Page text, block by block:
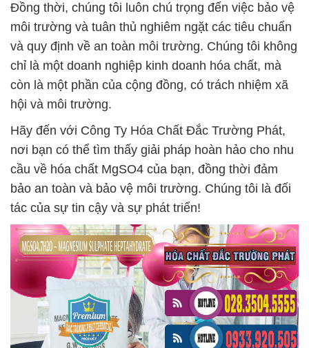
Đồng thời, chúng tôi luôn chú trọng đến việc bảo vệ
môi trường và tuân thủ nghiêm ngặt các tiêu chuẩn
và quy định về an toàn môi trường. Chúng tôi không
chỉ là một doanh nghiệp kinh doanh hóa chất, mà
còn là một phần của cộng đồng, có trách nhiệm xã
hội và môi trường.
Hãy đến với Công Ty Hóa Chất Đắc Trường Phát,
nơi bạn có thể tìm thấy giải pháp hoàn hảo cho nhu
cầu về hóa chất MgSO4 của bạn, đồng thời đảm
bảo an toàn và bảo vệ môi trường. Chúng tôi là đối
tác của sự tin cậy và sự phát triển!